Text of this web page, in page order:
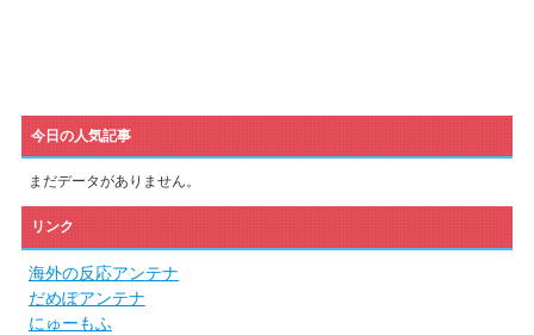
今日の人気記事
まだデータがありません。
リンク
海外の反応アンテナ
だめぽアンテナ
にゅーもふ